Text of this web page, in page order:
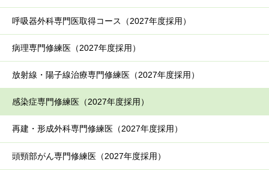
呼吸器外科専門医取得コース（2027年度採用）
病理専門修練医（2027年度採用）
放射線・陽子線治療専門修練医（2027年度採用）
感染症専門修練医（2027年度採用）
再建・形成外科専門修練医（2027年度採用）
頭頸部がん専門修練医（2027年度採用）